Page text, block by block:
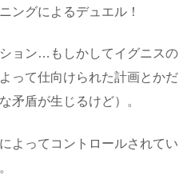
ングによるデュエル！
ョン…もしかしてイグニスの
って仕向けられた計画とかだ
矛盾が生じるけど）。
よってコントロールされてい